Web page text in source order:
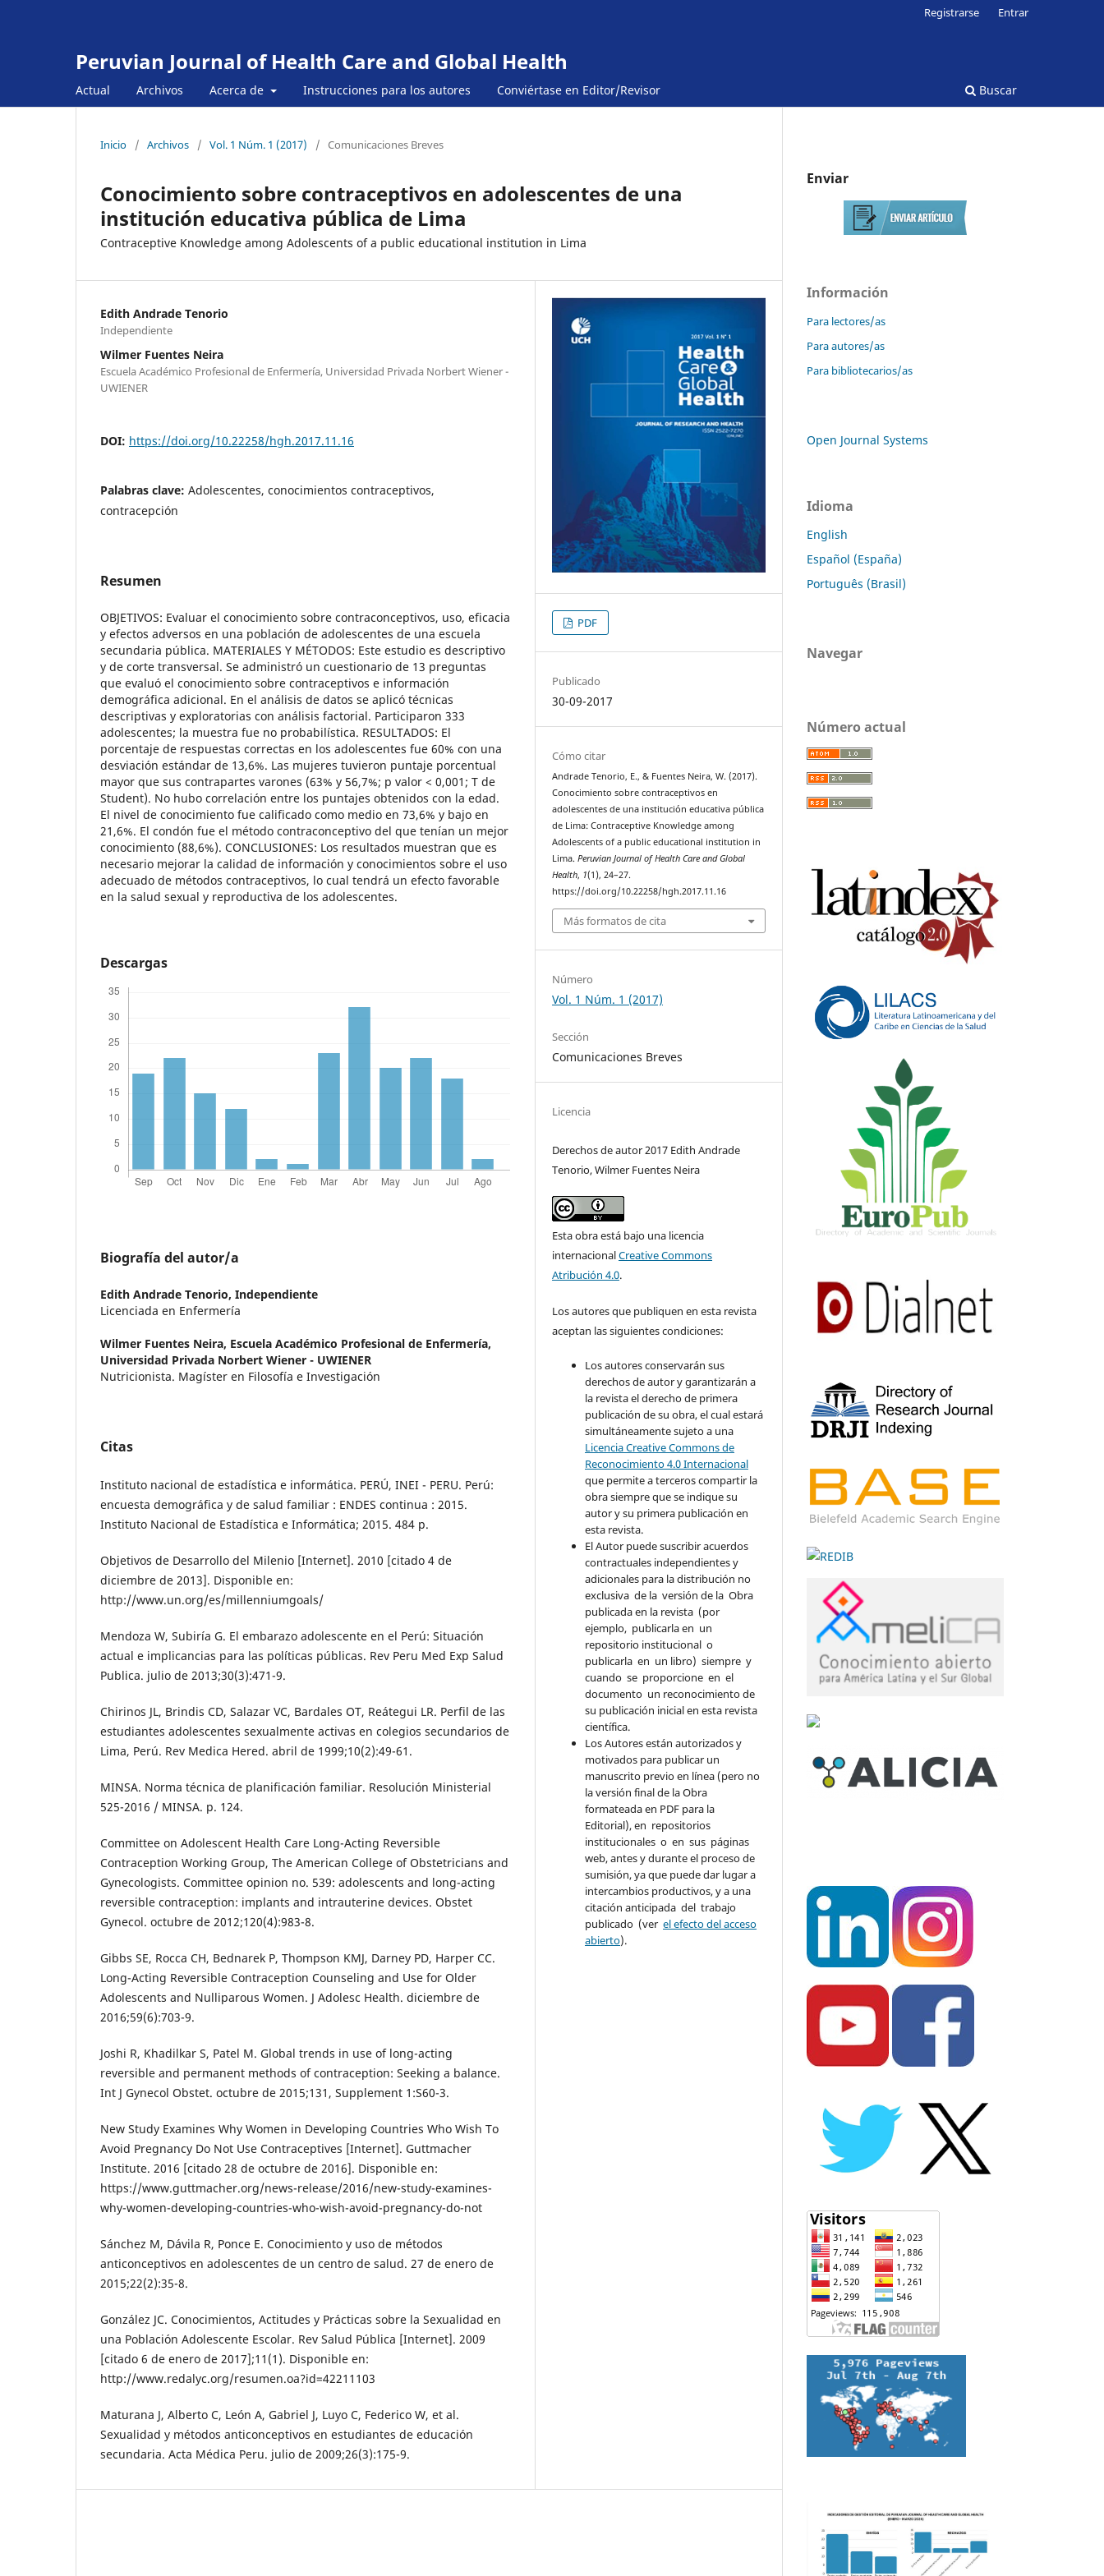
Peruvian Journal of Health Care and Global Health
Actual Archivos Acerca de Instrucciones para los autores Conviértase en Editor/Revisor Buscar
Registrarse Entrar
Inicio / Archivos / Vol. 1 Núm. 1 (2017) / Comunicaciones Breves
Conocimiento sobre contraceptivos en adolescentes de una
institución educativa pública de Lima
Contraceptive Knowledge among Adolescents of a public educational institution in Lima
Edith Andrade Tenorio
Independiente
Wilmer Fuentes Neira
Escuela Académico Profesional de Enfermería, Universidad Privada Norbert Wiener -
UWIENER
DOI: https://doi.org/10.22258/hgh.2017.11.16
Palabras clave: Adolescentes, conocimientos contraceptivos,
contracepción
Resumen
OBJETIVOS: Evaluar el conocimiento sobre contraconceptivos, uso, eficacia
y efectos adversos en una población de adolescentes de una escuela
secundaria pública. MATERIALES Y MÉTODOS: Este estudio es descriptivo
y de corte transversal. Se administró un cuestionario de 13 preguntas
que evaluó el conocimiento sobre contraceptivos e información
demográfica adicional. En el análisis de datos se aplicó técnicas
descriptivas y exploratorias con análisis factorial. Participaron 333
adolescentes; la muestra fue no probabilística. RESULTADOS: El
porcentaje de respuestas correctas en los adolescentes fue 60% con una
desviación estándar de 13,6%. Las mujeres tuvieron puntaje porcentual
mayor que sus contrapartes varones (63% y 56,7%; p valor < 0,001; T de
Student). No hubo correlación entre los puntajes obtenidos con la edad.
El nivel de conocimiento fue calificado como medio en 73,6% y bajo en
21,6%. El condón fue el método contraconceptivo del que tenían un mejor
conocimiento (88,6%). CONCLUSIONES: Los resultados muestran que es
necesario mejorar la calidad de información y conocimientos sobre el uso
adecuado de métodos contraceptivos, lo cual tendrá un efecto favorable
en la salud sexual y reproductiva de los adolescentes.
Descargas
Biografía del autor/a
Edith Andrade Tenorio, Independiente
Licenciada en Enfermería
Wilmer Fuentes Neira, Escuela Académico Profesional de Enfermería,
Universidad Privada Norbert Wiener - UWIENER
Nutricionista. Magíster en Filosofía e Investigación
Citas
Instituto nacional de estadística e informática. PERÚ, INEI - PERU. Perú:
encuesta demográfica y de salud familiar : ENDES continua : 2015.
Instituto Nacional de Estadística e Informática; 2015. 484 p.
Objetivos de Desarrollo del Milenio [Internet]. 2010 [citado 4 de
diciembre de 2013]. Disponible en:
http://www.un.org/es/millenniumgoals/
Mendoza W, Subiría G. El embarazo adolescente en el Perú: Situación
actual e implicancias para las políticas públicas. Rev Peru Med Exp Salud
Publica. julio de 2013;30(3):471-9.
Chirinos JL, Brindis CD, Salazar VC, Bardales OT, Reátegui LR. Perfil de las
estudiantes adolescentes sexualmente activas en colegios secundarios de
Lima, Perú. Rev Medica Hered. abril de 1999;10(2):49-61.
MINSA. Norma técnica de planificación familiar. Resolución Ministerial
525-2016 / MINSA. p. 124.
Committee on Adolescent Health Care Long-Acting Reversible
Contraception Working Group, The American College of Obstetricians and
Gynecologists. Committee opinion no. 539: adolescents and long-acting
reversible contraception: implants and intrauterine devices. Obstet
Gynecol. octubre de 2012;120(4):983-8.
Gibbs SE, Rocca CH, Bednarek P, Thompson KMJ, Darney PD, Harper CC.
Long-Acting Reversible Contraception Counseling and Use for Older
Adolescents and Nulliparous Women. J Adolesc Health. diciembre de
2016;59(6):703-9.
Joshi R, Khadilkar S, Patel M. Global trends in use of long-acting
reversible and permanent methods of contraception: Seeking a balance.
Int J Gynecol Obstet. octubre de 2015;131, Supplement 1:S60-3.
New Study Examines Why Women in Developing Countries Who Wish To
Avoid Pregnancy Do Not Use Contraceptives [Internet]. Guttmacher
Institute. 2016 [citado 28 de octubre de 2016]. Disponible en:
https://www.guttmacher.org/news-release/2016/new-study-examines-
why-women-developing-countries-who-wish-avoid-pregnancy-do-not
Sánchez M, Dávila R, Ponce E. Conocimiento y uso de métodos
anticonceptivos en adolescentes de un centro de salud. 27 de enero de
2015;22(2):35-8.
González JC. Conocimientos, Actitudes y Prácticas sobre la Sexualidad en
una Población Adolescente Escolar. Rev Salud Pública [Internet]. 2009
[citado 6 de enero de 2017];11(1). Disponible en:
http://www.redalyc.org/resumen.oa?id=42211103
Maturana J, Alberto C, León A, Gabriel J, Luyo C, Federico W, et al.
Sexualidad y métodos anticonceptivos en estudiantes de educación
secundaria. Acta Médica Peru. julio de 2009;26(3):175-9.
PDF
Publicado
30-09-2017
Cómo citar
Andrade Tenorio, E., & Fuentes Neira, W. (2017).
Conocimiento sobre contraceptivos en
adolescentes de una institución educativa pública
de Lima: Contraceptive Knowledge among
Adolescents of a public educational institution in
Lima.Peruvian Journal of Health Care and Global
Health, 1(1), 24–27.
https://doi.org/10.22258/hgh.2017.11.16
Más formatos de cita
Número
Vol. 1 Núm. 1 (2017)
Sección
Comunicaciones Breves
Licencia
Derechos de autor 2017 Edith Andrade
Tenorio, Wilmer Fuentes Neira
Esta obra está bajo una licencia
internacionalCreative Commons
Atribución 4.0.
Los autores que publiquen en esta revista
aceptan las siguientes condiciones:
Los autores conservarán sus
derechos de autor y garantizarán a
la revista el derecho de primera
publicación de su obra, el cual estará
simultáneamente sujeto a una
Licencia Creative Commons de
Reconocimiento 4.0 Internacional
que permite a terceros compartir la
obra siempre que se indique su
autor y su primera publicación en
esta revista.
El Autor puede suscribir acuerdos
contractuales independientes y
adicionales para la distribución no
exclusiva de la versión de la Obra
publicada en la revista (por
ejemplo, publicarla en un
repositorio institucional o
publicarla en un libro) siempre y
cuando se proporcione en el
documento un reconocimiento de
su publicación inicial en esta revista
científica.
Los Autores están autorizados y
motivados para publicar un
manuscrito previo en línea (pero no
la versión final de la Obra
formateada en PDF para la
Editorial), en repositorios
institucionales o en sus páginas
web, antes y durante el proceso de
sumisión, ya que puede dar lugar a
intercambios productivos, y a una
citación anticipada del trabajo
publicado (verel efecto del acceso
abierto).
Enviar
Información
Para lectores/as
Para autores/as
Para bibliotecarios/as
Open Journal Systems
Idioma
English
Español (España)
Português (Brasil)
Navegar
Número actual